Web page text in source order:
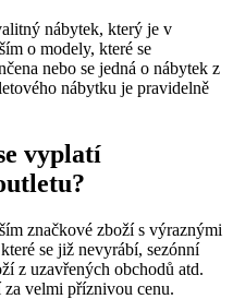
nábytek, který je v
o modely, které se
nebo se jedná o nábytek z
nábytku je pravidelně
vyplatí
značkové zboží s výraznými
se již nevyrábí, sezónní
z uzavřených obchodů atd.
velmi příznivou cenu.